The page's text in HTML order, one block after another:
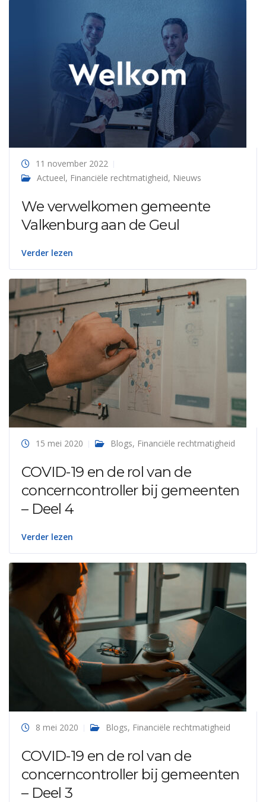
11 november 2022
Actueel, Financiële rechtmatigheid, Nieuws
We verwelkomen gemeente
Valkenburg aan de Geul
Verder lezen
15 mei 2020 Blogs, Financiële rechtmatigheid
COVID-19 en de rol van de
concerncontroller bij gemeenten
– Deel 4
Verder lezen
8 mei 2020 Blogs, Financiële rechtmatigheid
COVID-19 en de rol van de
concerncontroller bij gemeenten
– Deel 3